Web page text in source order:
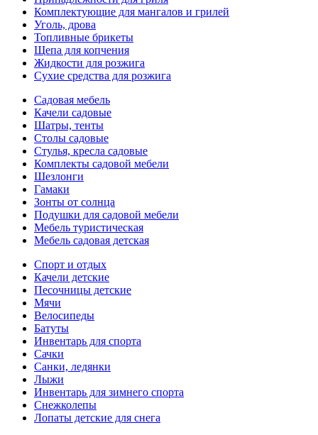
Комплектующие для мангалов и грилей
Уголь, дрова
Топливные брикеты
Щепа для копчения
Жидкости для розжига
Сухие средства для розжига
Садовая мебель
Качели садовые
Шатры, тенты
Столы садовые
Стулья, кресла садовые
Комплекты садовой мебели
Шезлонги
Гамаки
Зонты от солнца
Подушки для садовой мебели
Мебель туристическая
Мебель садовая детская
Спорт и отдых
Качели детские
Песочницы детские
Мячи
Велосипеды
Батуты
Инвентарь для спорта
Сачки
Санки, ледянки
Лыжи
Инвентарь для зимнего спорта
Снежколепы
Лопаты детские для снега